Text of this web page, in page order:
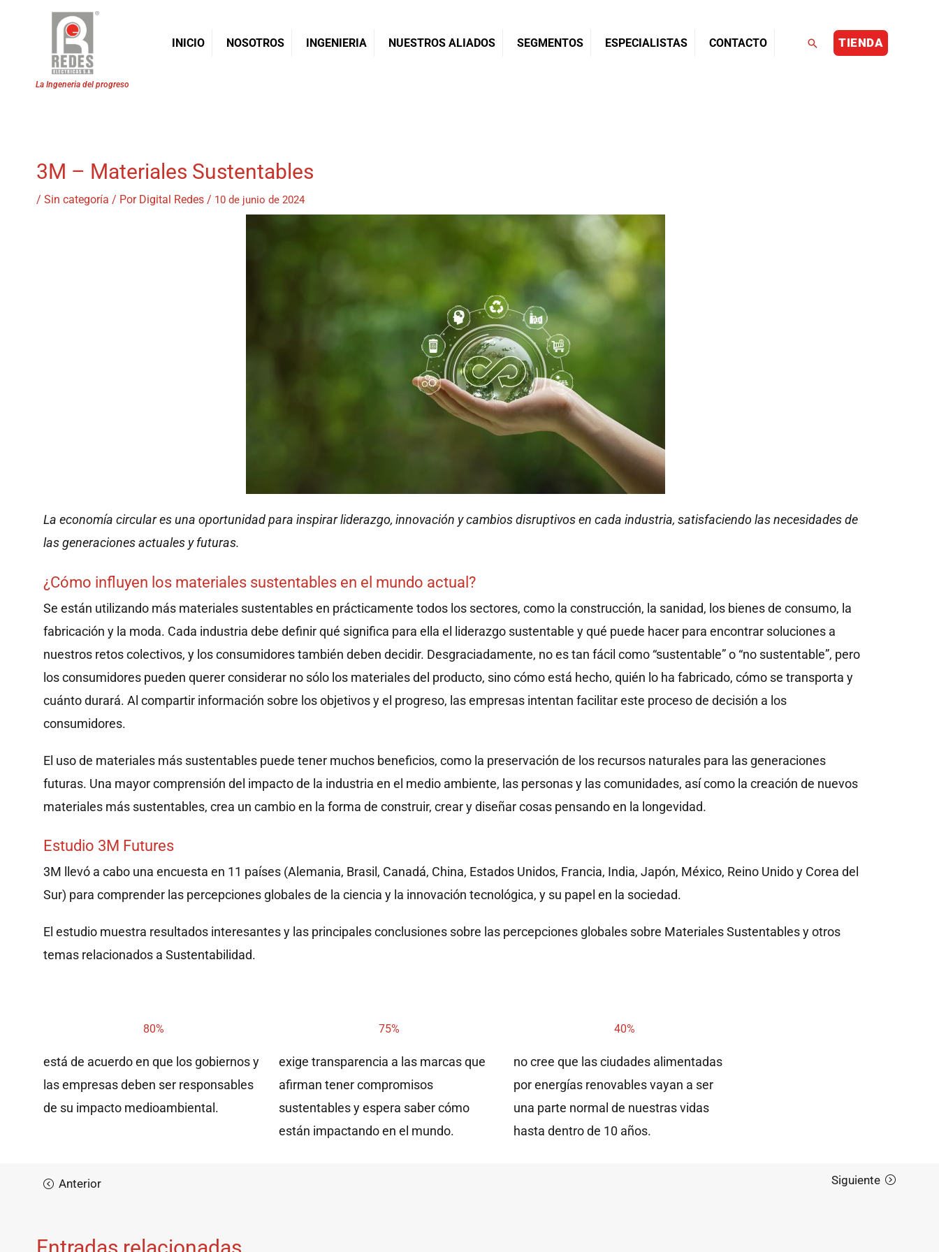
INICIO NOSOTROS INGENIERIA NUESTROS ALIADOS SEGMENTOS ESPECIALISTAS CONTACTO BuscarTIENDA
3M – Materiales Sustentables
/ Sin categoría / Por Digital Redes / 10 de junio de 2024
La economía circular es una oportunidad para inspirar liderazgo, innovación y cambios disruptivos en cada industria, satisfaciendo las necesidades de
las generaciones actuales y futuras.
¿Cómo influyen los materiales sustentables en el mundo actual?
Se están utilizando más materiales sustentables en prácticamente todos los sectores, como la construcción, la sanidad, los bienes de consumo, la
fabricación y la moda. Cada industria debe definir qué significa para ella el liderazgo sustentable y qué puede hacer para encontrar soluciones a
nuestros retos colectivos, y los consumidores también deben decidir. Desgraciadamente, no es tan fácil como “sustentable” o “no sustentable”, pero
los consumidores pueden querer considerar no sólo los materiales del producto, sino cómo está hecho, quién lo ha fabricado, cómo se transporta y
cuánto durará. Al compartir información sobre los objetivos y el progreso, las empresas intentan facilitar este proceso de decisión a los
consumidores.
El uso de materiales más sustentables puede tener muchos beneficios, como la preservación de los recursos naturales para las generaciones
futuras. Una mayor comprensión del impacto de la industria en el medio ambiente, las personas y las comunidades, así como la creación de nuevos
materiales más sustentables, crea un cambio en la forma de construir, crear y diseñar cosas pensando en la longevidad.
Estudio 3M Futures
3M llevó a cabo una encuesta en 11 países (Alemania, Brasil, Canadá, China, Estados Unidos, Francia, India, Japón, México, Reino Unido y Corea del
Sur) para comprender las percepciones globales de la ciencia y la innovación tecnológica, y su papel en la sociedad.
El estudio muestra resultados interesantes y las principales conclusiones sobre las percepciones globales sobre Materiales Sustentables y otros
temas relacionados a Sustentabilidad.
80%
está de acuerdo en que los gobiernos y
las empresas deben ser responsables
de su impacto medioambiental.
75%
exige transparencia a las marcas que
afirman tener compromisos
sustentables y espera saber cómo
están impactando en el mundo.
40%
no cree que las ciudades alimentadas
por energías renovables vayan a ser
una parte normal de nuestras vidas
hasta dentro de 10 años.